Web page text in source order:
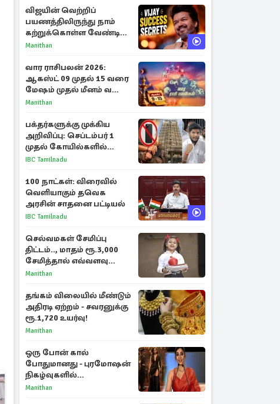
விஜயின் வெற்றிப்
பயணத்திலிருந்து நாம்
கற்றுக்கொள்ள வேண்டிய
முக்கிய 3 விடயங்கள்!
Manithan
வார ராசிபலன் 2026:
ஆகஸ்ட் 09 முதல் 15 வரை
மேஷம் முதல் மீனம் வரை
முழு பலன்கள்
Manithan
பக்தர்களுக்கு முக்கிய
அறிவிப்பு: செப்டம்பர் 1
முதல் கோயில்களில்
மொபைலுக்கு தடை!
IBC Tamilnadu
100 நாட்கள்: விரைவில்
வெளியாகும் தவெக
அரசின் சாதனை பட்டியல்
IBC Tamilnadu
செல்வமகள் சேமிப்பு
திட்டம்.., மாதம் ரூ.3,000
சேமித்தால் எவ்வளவு
கிடைக்கும்?
Manithan
தங்கம் விலையில் மீண்டும்
அதிரடி ஏற்றம் - சவரனுக்கு
ரூ.1,720 உயர்வு!
Manithan
ஒரு போன் கால்
போதுமானது - புரமோஷன்
நிகழ்வுகளில்
பங்கேற்காதது குறித்து
Manithan